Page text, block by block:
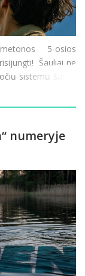
5-osios
Šauliai ne
sistemų šaulių
tu
numeryje